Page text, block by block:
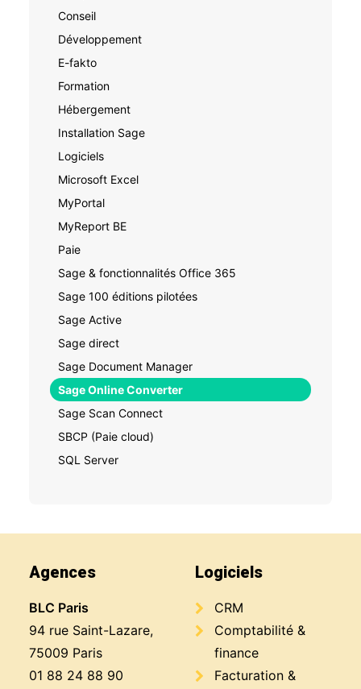
Conseil
Développement
E-fakto
Formation
Hébergement
Installation Sage
Logiciels
Microsoft Excel
MyPortal
MyReport BE
Paie
Sage & fonctionnalités Office 365
Sage 100 éditions pilotées
Sage Active
Sage direct
Sage Document Manager
Sage Online Converter
Sage Scan Connect
SBCP (Paie cloud)
SQL Server
Agences
BLC Paris
94 rue Saint-Lazare,
75009 Paris
01 88 24 88 90
Logiciels
CRM
Comptabilité &
finance
Facturation &